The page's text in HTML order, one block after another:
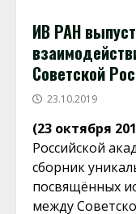
ИВ РАН
Советской
23.10.2019
(23 октября
Российской
сборник
посвящённых
между